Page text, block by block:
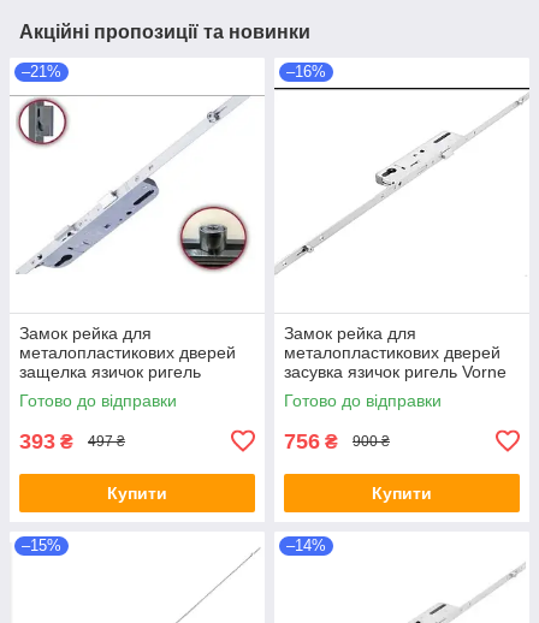
Акційні пропозиції та новинки
–21%
Замок рейка для
металопластикових дверей
защелка язичок ригель
Geviss 1800 мм 92 мм 35
дорнмас
Готово до відправки
393 ₴ 497 ₴
Купити
–16%
Замок рейка для
металопластикових дверей
засувка язичок ригель Vorne
1950-2200 мм 92 мм 35
дорнмас
Готово до відправки
756 ₴ 900 ₴
Купити
–15% –14%